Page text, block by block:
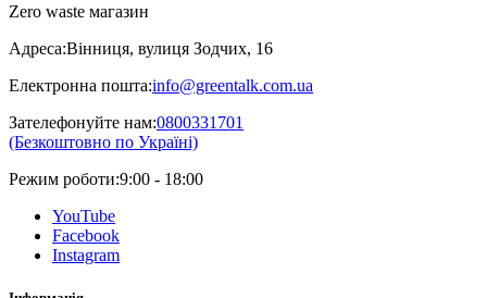
Zero waste магазин
Адреса:Вінниця, вулиця Зодчих, 16
Електронна пошта:info@greentalk.com.ua
Зателефонуйте нам:0800331701
(Безкоштовно по Україні)
Режим роботи:9:00 - 18:00
YouTube
Facebook
Instagram